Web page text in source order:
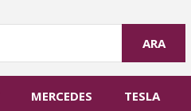
ARA
MERCEDES TESLA